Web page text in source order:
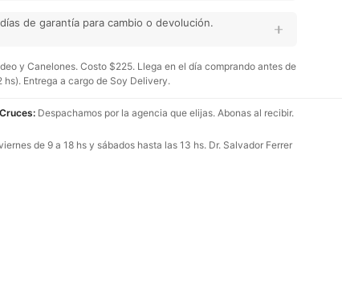
de garantía para cambio o devolución.
y Canelones. Costo $225. Llega en el día comprando antes de
hs). Entrega a cargo de Soy Delivery.
Despachamos por la agencia que elijas. Abonas al recibir.
de 9 a 18 hs y sábados hasta las 13 hs. Dr. Salvador Ferrer